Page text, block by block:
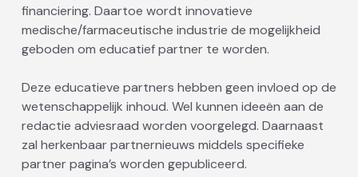
financiering. Daartoe wordt innovatieve
medische/farmaceutische industrie de mogelijkheid
geboden om educatief partner te worden.
Deze educatieve partners hebben geen invloed op de
wetenschappelijk inhoud. Wel kunnen ideeën aan de
redactie adviesraad worden voorgelegd. Daarnaast
zal herkenbaar partnernieuws middels specifieke
partner pagina’s worden gepubliceerd.